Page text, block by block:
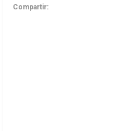
Compartir: